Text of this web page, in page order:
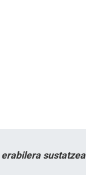
sustatzea